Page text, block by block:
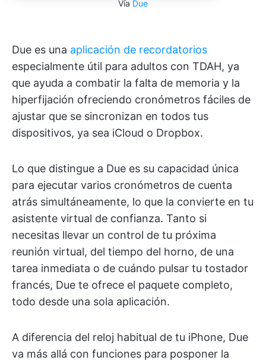
Vía Due
Due es una aplicación de recordatorios
especialmente útil para adultos con TDAH, ya
que ayuda a combatir la falta de memoria y la
hiperfijación ofreciendo cronómetros fáciles de
ajustar que se sincronizan en todos tus
dispositivos, ya sea iCloud o Dropbox.
Lo que distingue a Due es su capacidad única
para ejecutar varios cronómetros de cuenta
atrás simultáneamente, lo que la convierte en tu
asistente virtual de confianza. Tanto si
necesitas llevar un control de tu próxima
reunión virtual, del tiempo del horno, de una
tarea inmediata o de cuándo pulsar tu tostador
francés, Due te ofrece el paquete completo,
todo desde una sola aplicación.
A diferencia del reloj habitual de tu iPhone, Due
va más allá con funciones para posponer la